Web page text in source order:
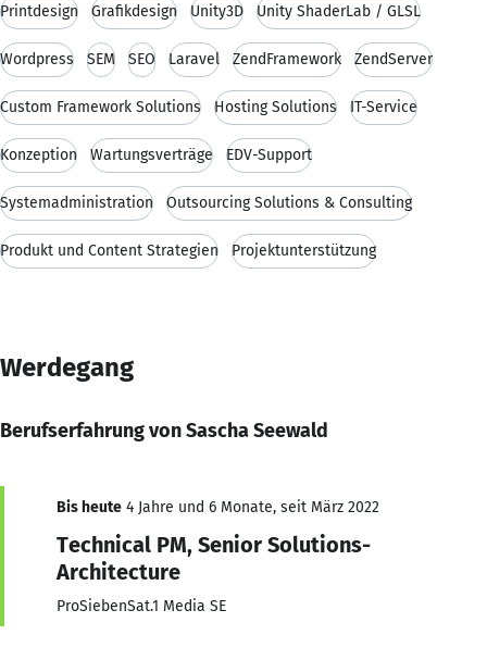
Printdesign Grafikdesign Unity3D Unity ShaderLab / GLSL
Wordpress SEM SEO Laravel ZendFramework ZendServer
Custom Framework Solutions Hosting Solutions IT-Service
Konzeption Wartungsverträge EDV-Support
Systemadministration Outsourcing Solutions & Consulting
Produkt und Content Strategien Projektunterstützung
Werdegang
Berufserfahrung von Sascha Seewald
Bis heute 4 Jahre und 6 Monate, seit März 2022
Technical PM, Senior Solutions-
Architecture
ProSiebenSat.1 Media SE